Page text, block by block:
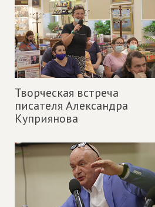
Творческая встреча
писателя Александра
Куприянова